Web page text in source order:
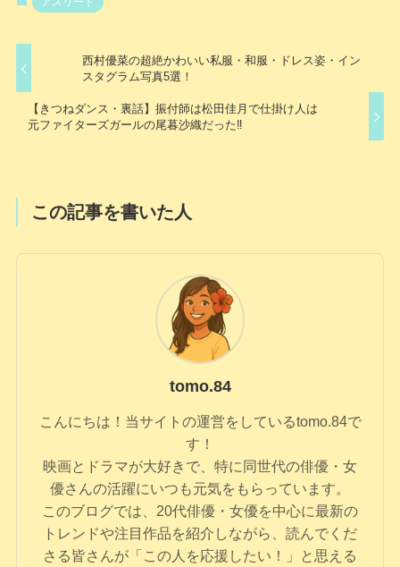
西村優菜の超絶かわいい私服・和服・ドレス姿・イン
スタグラム写真5選！
【きつねダンス・裏話】振付師は松田佳月で仕掛け人は
元ファイターズガールの尾暮沙織だった‼
この記事を書いた人
tomo.84
こんにちは！当サイトの運営をしているtomo.84で
す！
映画とドラマが大好きで、特に同世代の俳優・女
優さんの活躍にいつも元気をもらっています。
このブログでは、20代俳優・女優を中心に最新の
トレンドや注目作品を紹介しながら、読んでくだ
さる皆さんが「この人を応援したい！」と思える